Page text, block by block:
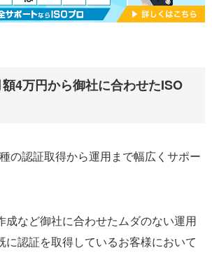
4万円から御社に合わせたISO
の認証取得から運用まで幅広くサポー
成など御社に合わせたムダのない運用
に認証を取得しているお客様において